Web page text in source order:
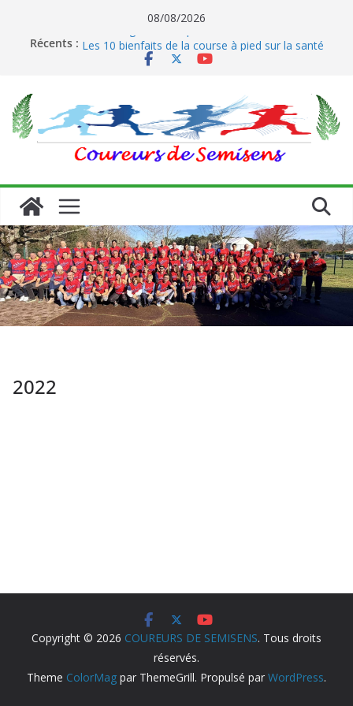
08/08/2026
Récents : Les 10 bienfaits de la course à pied sur la santé
2022
Copyright © 2026 COUREURS DE SEMISENS. Tous droits
réservés.
Theme ColorMag par ThemeGrill. Propulsé par WordPress.